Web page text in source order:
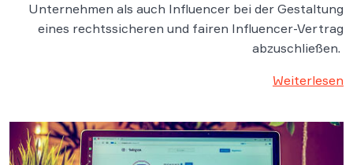
Unternehmen als auch Influencer bei der Gestaltung
eines rechtssicheren und fairen Influencer-Vertrag
abzuschließen.
Weiterlesen